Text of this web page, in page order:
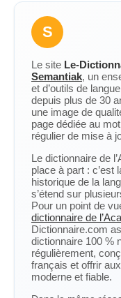
S
Le site Le-
Semantiak, un
et d’outils de
depuis plus de 30
une image de
page dédiée au mot
régulier de mise à
Le dictionnaire de
place à part : c’est
historique de la
s’étend sur
Pour un point de
dictionnaire de
Dictionnaire.com
dictionnaire 100 %
régulièrement,
français et offrir
moderne et fiable.